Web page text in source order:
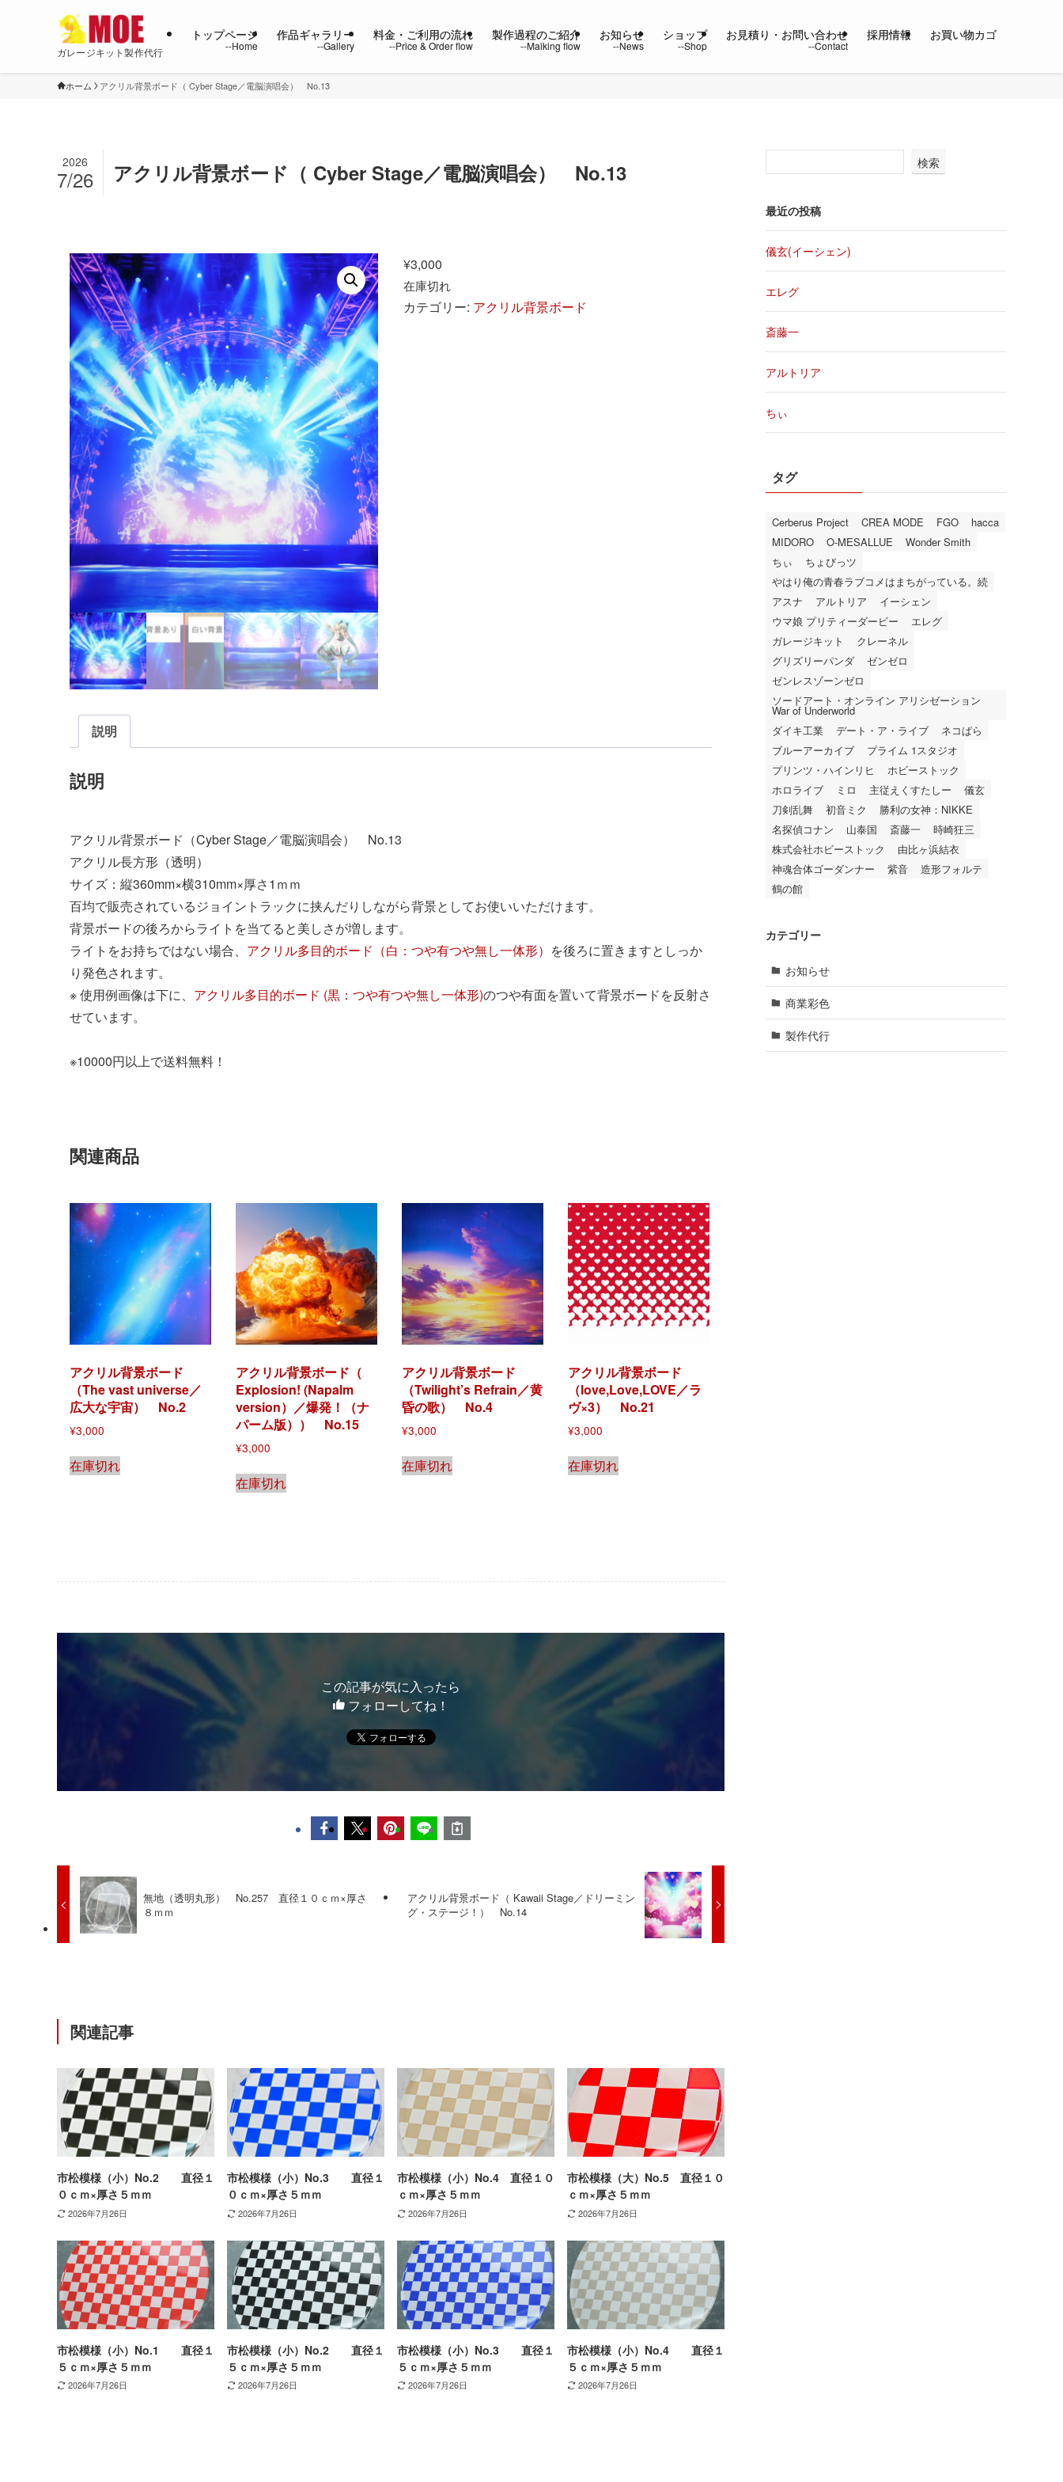
ガレージキット製作代行
トップページ 作品ギャラリー 料金・ご利用の流れ 製作過程のご紹介 お知らせ ショップ お見積り・お問い合わせ 採用情報 お買い物カゴ
ホーム アクリル背景ボード（ Cyber Stage／電脳演唱会） No.13
アクリル背景ボード（ Cyber Stage／電脳演唱会） No.13
2026
7/26
¥3,000
在庫切れ
カテゴリー: アクリル背景ボード
説明
説明
アクリル背景ボード（Cyber Stage／電脳演唱会） No.13
アクリル長方形（透明）
サイズ：縦360mm×横310mm×厚さ1ｍｍ
百均で販売されているジョイントラックに挟んだりしながら背景としてお使いいただけます。
背景ボードの後ろからライトを当てると美しさが増します。
ライトをお持ちではない場合、 アクリル多目的ボード（白：つや有つや無し一体形） を後ろに置きますとしっか
り発色されます。
※ 使用例画像は下に、 アクリル多目的ボード (黒：つや有つや無し一体形)のつや有面を置いて背景ボードを反射さ
せています。
※10000円以上で送料無料！
関連商品
アクリル背景ボード
（The vast universe／
広大な宇宙） No.2
¥3,000
在庫切れ
アクリル背景ボード（
Explosion! (Napalm
version）／爆発！（ナ
パーム版）） No.15
¥3,000
在庫切れ
アクリル背景ボード
（Twilight’s Refrain／黄
昏の歌） No.4
¥3,000
在庫切れ
アクリル背景ボード
（love,Love,LOVE／ラ
ヴ×3） No.21
¥3,000
在庫切れ
この記事が気に入ったら
フォローしてね！
無地（透明丸形） No.257 直径１０ｃｍ×厚さ
８ｍｍ
アクリル背景ボード（ Kawaii Stage／ドリーミン
グ・ステージ！） No.14
関連記事
市松模様（小）No.2 直径１
０ｃｍ×厚さ５ｍｍ
2026年7月26日
市松模様（小）No.3 直径１
０ｃｍ×厚さ５ｍｍ
2026年7月26日
市松模様（小）No.4 直径１０
ｃｍ×厚さ５ｍｍ
2026年7月26日
市松模様（大）No.5 直径１０
ｃｍ×厚さ５ｍｍ
2026年7月26日
市松模様（小）No.1 直径１
５ｃｍ×厚さ５ｍｍ
2026年7月26日
市松模様（小）No.2 直径１
５ｃｍ×厚さ５ｍｍ
2026年7月26日
市松模様（小）No.3 直径１
５ｃｍ×厚さ５ｍｍ
2026年7月26日
市松模様（小）No.4 直径１
５ｃｍ×厚さ５ｍｍ
2026年7月26日
検索
最近の投稿
儀玄(イーシェン)
エレグ
斎藤一
アルトリア
ちぃ
タグ
Cerberus Project CREA MODE FGO
hacca
MIDORO
O-MESALLUE
Wonder Smith
ちぃ
ちょびっツ
やはり俺の青春ラブコメはまちがっている。続
アスナ
アルトリア
イーシェン
ウマ娘 プリティーダービー
エレグ
ガレージキット
クレーネル
グリズリーパンダ
ゼンゼロ
ゼンレスゾーンゼロ
ソードアート・オンライン アリシゼーション
War of Underworld
ダイキ工業
デート・ア・ライブ
ネコぱら
ブルーアーカイブ
プライム 1スタジオ
プリンツ・ハインリヒ
ホビーストック
ホロライブ
ミロ 主従えくすたしー
儀玄
刀剣乱舞
初音ミク
勝利の女神：NIKKE
名探偵コナン
山泰国 斎藤一
時崎狂三
株式会社ホビーストック
由比ヶ浜結衣
神魂合体ゴーダンナー
紫音
造形フォルテ
鶴の館
カテゴリー
お知らせ
商業彩色
製作代行